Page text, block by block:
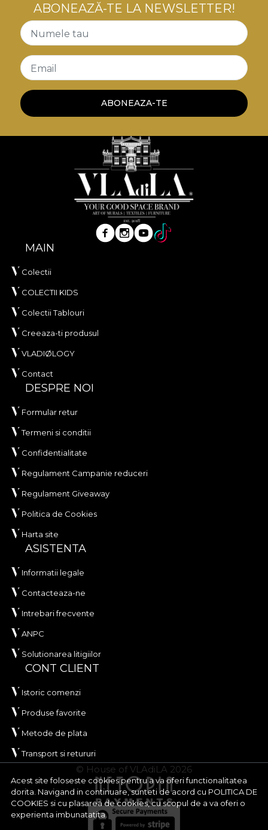
Acest site foloseste cookies pentru a va oferi functionalitatea
dorita. Navigand in continuare, sunteti de acord cu POLITICA DE
COOKIES si cu plasarea de cookies, cu scopul de a va oferi o
experienta imbunatatita.
ABONEAZĂ-TE LA NEWSLETTER!
Numele tau
Email
ABONEAZA-TE
MAIN
Colectii
COLECTII KIDS
Colectii Tablouri
Creeaza-ti produsul
VLADIØLOGY
Contact
DESPRE NOI
Formular retur
Termeni si conditii
Confidentialitate
Regulament Campanie reduceri
Regulament Giveaway
Politica de Cookies
Harta site
ASISTENTA
Informatii legale
Contacteaza-ne
Intrebari frecvente
ANPC
Solutionarea litigiilor
CONT CLIENT
Istoric comenzi
Produse favorite
Metode de plata
Transport si retururi
© House of VLAdiLA 2026